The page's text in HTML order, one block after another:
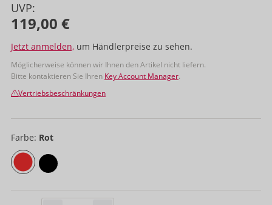
UVP:
119,00 €
Jetzt anmelden, um Händlerpreise zu sehen.
Möglicherweise können wir Ihnen den Artikel nicht liefern.
Bitte kontaktieren Sie Ihren Key Account Manager.
Vertriebsbeschränkungen
Farbe: Rot